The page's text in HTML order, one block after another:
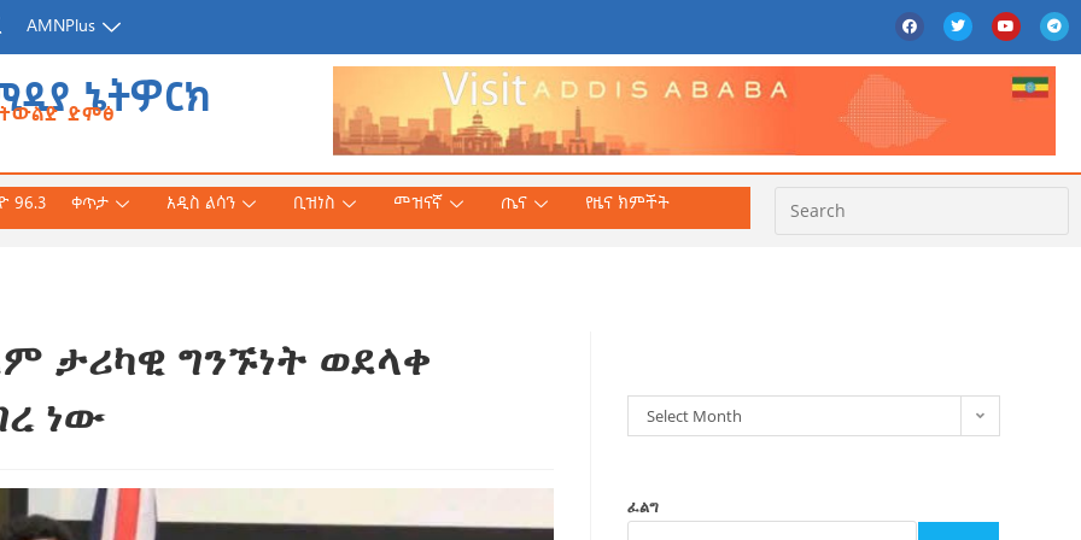
AMNPlus
ኔትዎርክ
ድምፅ
(ዶ/ር)
ተተርጉሞ በቅርቡ
96.3 ቀጥታ አዲስ ልሳን ቢዝነስ መዝናኛ ጤና
የዜና ክምችት
ታሪካዊ ግንኙነት ወደላቀ
ነው
Select Month
ፈልግ